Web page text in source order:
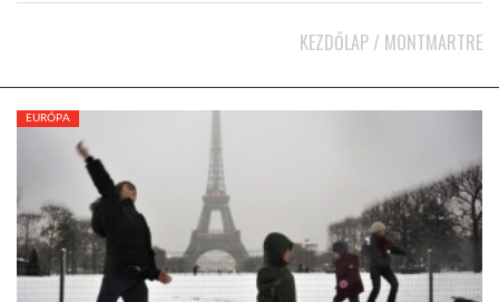
KÖZEL-KELET
AUSZTRÁLIA
KEZDŐLAP / MONTMARTRE
EURÓPA